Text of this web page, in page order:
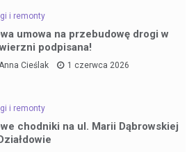
i remonty
umowa na przebudowę drogi w
podpisana!
Cieślak 1 czerwca 2026
i remonty
chodniki na ul. Marii Dąbrowskiej